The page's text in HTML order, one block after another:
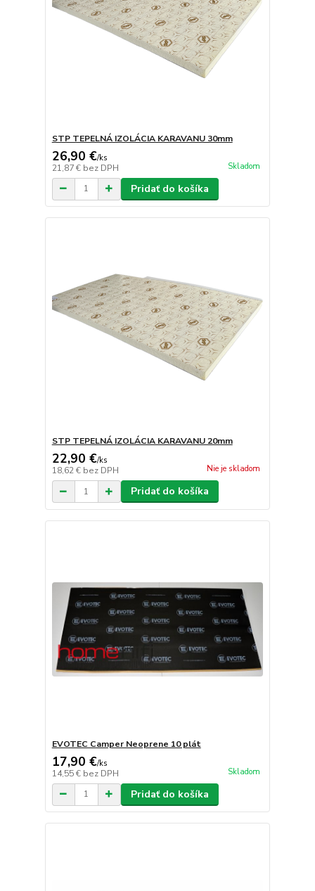
STP TEPELNÁ IZOLÁCIA KARAVANU 30mm
26,90 €/ks
21,87 € bez DPH Skladom
Pridať do košíka
STP TEPELNÁ IZOLÁCIA KARAVANU 20mm
22,90 €/ks
18,62 € bez DPH Nie je skladom
Pridať do košíka
EVOTEC Camper Neoprene 10 plát
17,90 €/ks
14,55 € bez DPH Skladom
Pridať do košíka